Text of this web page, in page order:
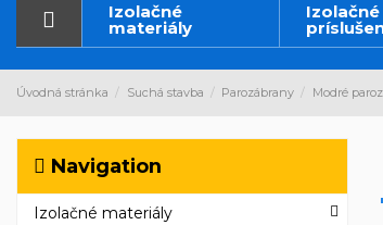
Izolačné
materiály
Izolačné
Úvodná stránka Suchá stavba Parozábrany Modré
Navigation
Izolačné materiály